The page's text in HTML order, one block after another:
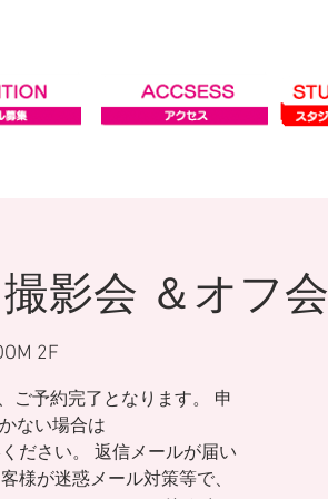
影会 ＆オフ会
2F
ご予約完了となります。 申
ない場合は
ださい。 返信メールが届い
様が迷惑メール対策等で、